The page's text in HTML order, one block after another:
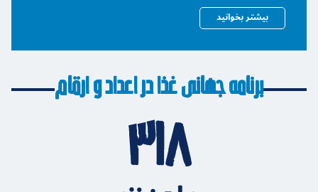
بیشتر بخوانید
برنامه جهانی غذا در اعداد و ارقام
۳۱۸